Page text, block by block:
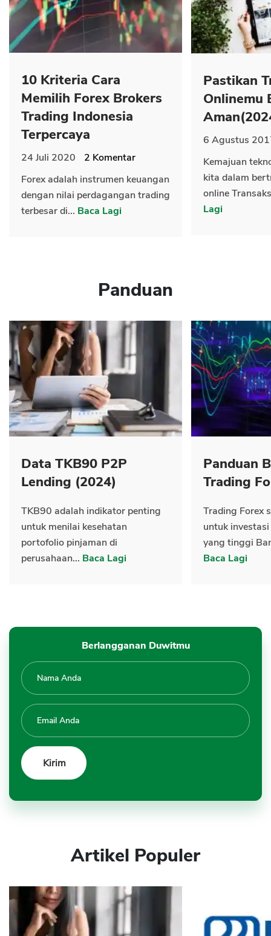
10 Kriteria Cara
Memilih Forex Brokers
Trading Indonesia
Terpercaya
24 Juli 2020 2 Komentar
Forex adalah instrumen keuangan
dengan nilai perdagangan trading
terbesar di... Baca Lagi
Pastikan
Onlinemu
6 Agustus
Kemajuan
kita dalam
online
Lagi
Panduan
Data TKB90 P2P
Lending (2024)
TKB90 adalah indikator penting
untuk menilai kesehatan
portofolio pinjaman di
perusahaan... Baca Lagi
Panduan
Trading
Trading Forex
untuk
yang tinggi
Baca Lagi
Berlangganan Duwitmu
Artikel Populer